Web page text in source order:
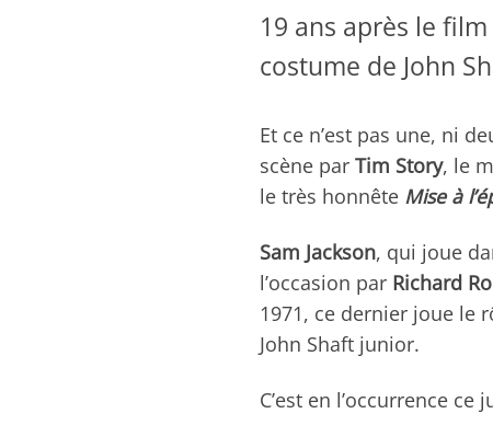
19 ans après le
costume de John
Et ce n’est pas une, ni
scène par Tim Story, le
le très honnête Mise à
Sam Jackson, qui joue
l’occasion par Richard
1971, ce dernier joue le
John Shaft junior.
C’est en l’occurrence